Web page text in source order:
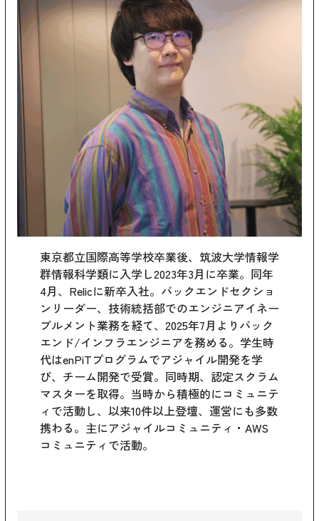
東京都立国際高等学校卒業後、筑波大学情報学
群情報科学類に入学し2023年3月に卒業。同年
4月、Relicに新卒入社。バックエンドセクショ
ンリーダー、技術統括部でのエンジニアイネー
ブルメント業務を経て、2025年7月よりバック
エンド/インフラエンジニアを務める。学生時
代はenPiTプログラムでアジャイル開発を学
び、チーム開発で受賞。同時期、認定スクラム
マスターを取得。当時から積極的にコミュニテ
ィで活動し、以来10件以上登壇、運営にも多数
携わる。主にアジャイルコミュニティ・AWS
コミュニティで活動。